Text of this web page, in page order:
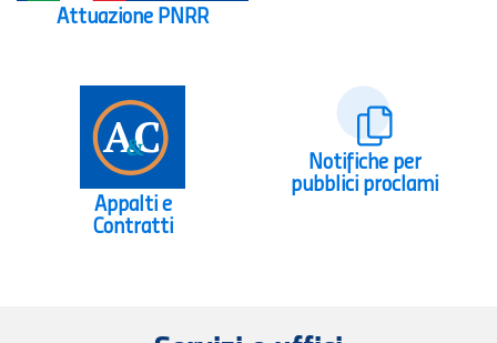
Attuazione PNRR
Appalti e
Contratti
Notifiche per
pubblici proclami